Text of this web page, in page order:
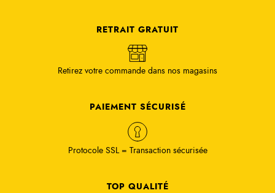
RETRAIT GRATUIT
Retirez votre commande dans nos magasins
PAIEMENT SÉCURISÉ
Protocole SSL = Transaction sécurisée
TOP QUALITÉ